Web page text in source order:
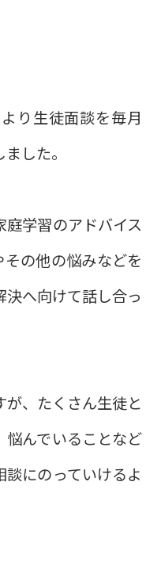
り生徒面談を毎月
した。
学習のアドバイス
の他の悩みなどを
へ向けて話し合っ
、たくさん生徒と
悩んでいることなど
にのっていけるよ